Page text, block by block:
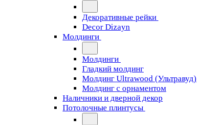
Декоративные рейки
Decor Dizayn
Молдинги
Молдинги
Гладкий молдинг
Молдинг Ultrawood (Ультравуд)
Молдинг с орнаментом
Наличники и дверной декор
Потолочные плинтусы